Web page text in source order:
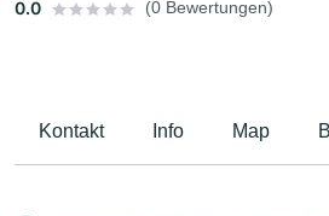
0.0 (0 Bewertungen)
Kontakt Info Map